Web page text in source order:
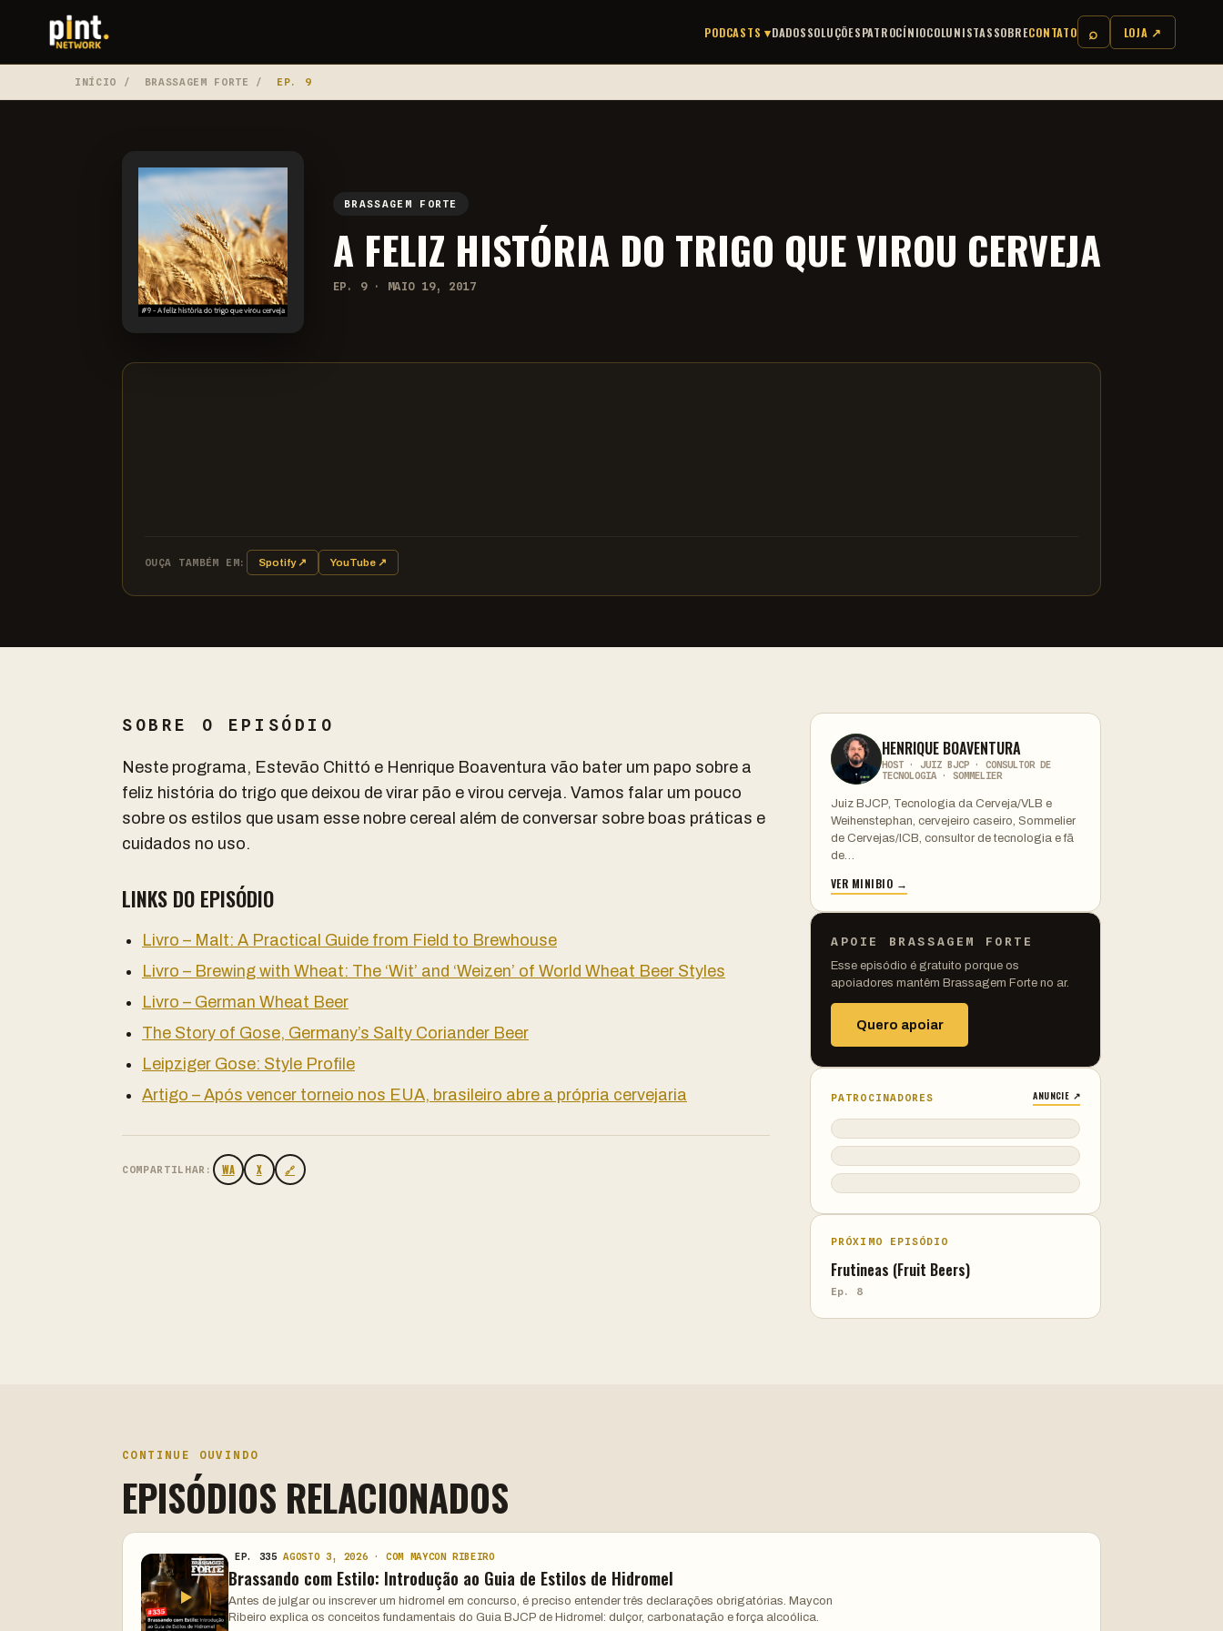
PODCASTS ▾DADOSSOLUÇÕESPATROCÍNIOCOLUNISTASSOBRECONTATO ⌕ LOJA ↗
INÍCIO / BRASSAGEM FORTE / EP. 9
BRASSAGEM FORTE
A FELIZ HISTÓRIA DO TRIGO QUE VIROU CERVEJA
EP. 9 · MAIO 19, 2017
OUÇA TAMBÉM EM: Spotify ↗ YouTube ↗
SOBRE O EPISÓDIO
Neste programa, Estevão Chittó e Henrique Boaventura vão bater um papo sobre a
feliz história do trigo que deixou de virar pão e virou cerveja. Vamos falar um pouco
sobre os estilos que usam esse nobre cereal além de conversar sobre boas práticas e
cuidados no uso.
LINKS DO EPISÓDIO
Livro – Malt: A Practical Guide from Field to Brewhouse
Livro – Brewing with Wheat: The ‘Wit’ and ‘Weizen’ of World Wheat Beer Styles
Livro – German Wheat Beer
The Story of Gose, Germany’s Salty Coriander Beer
Leipziger Gose: Style Profile
Artigo – Após vencer torneio nos EUA, brasileiro abre a própria cervejaria
COMPARTILHAR: WA X 🔗
HENRIQUE BOAVENTURA
HOST · JUIZ BJCP · CONSULTOR DE
TECNOLOGIA · SOMMELIER
Juiz BJCP, Tecnologia da Cerveja/VLB e
Weihenstephan, cervejeiro caseiro, Sommelier
de Cervejas/ICB, consultor de tecnologia e fã
de…
VER MINIBIO →
APOIE BRASSAGEM FORTE
Esse episódio é gratuito porque os
apoiadores mantêm Brassagem Forte no ar.
Quero apoiar
PATROCINADORES ANUNCIE ↗
PRÓXIMO EPISÓDIO
Frutineas (Fruit Beers)
Ep. 8
CONTINUE OUVINDO
EPISÓDIOS RELACIONADOS
EP. 335 AGOSTO 3, 2026 · COM MAYCON RIBEIRO
Brassando com Estilo: Introdução ao Guia de Estilos de Hidromel
Antes de julgar ou inscrever um hidromel em concurso, é preciso entender três declarações obrigatórias. Maycon
Ribeiro explica os conceitos fundamentais do Guia BJCP de Hidromel: dulçor, carbonatação e força alcoólica.